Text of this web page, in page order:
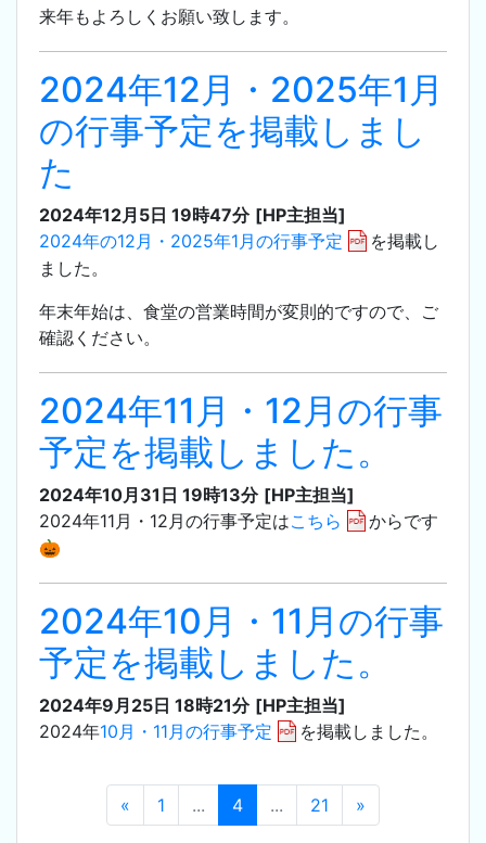
来年もよろしくお願い致します。
2024年12月・2025年1月
の行事予定を掲載しまし
た
2024年12月5日 19時47分 [HP主担当]
2024年の12月・2025年1月の行事予定
を掲載し
ました。
年末年始は、食堂の営業時間が変則的ですので、ご
確認ください。
2024年11月・12月の行事
予定を掲載しました。
2024年10月31日 19時13分 [HP主担当]
2024年11月・12月の行事予定はこちら
からです
🎃
2024年10月・11月の行事
予定を掲載しました。
2024年9月25日 18時21分 [HP主担当]
2024年10月・11月の行事予定 を掲載しました。
« 1 ... 4 ... 21 »